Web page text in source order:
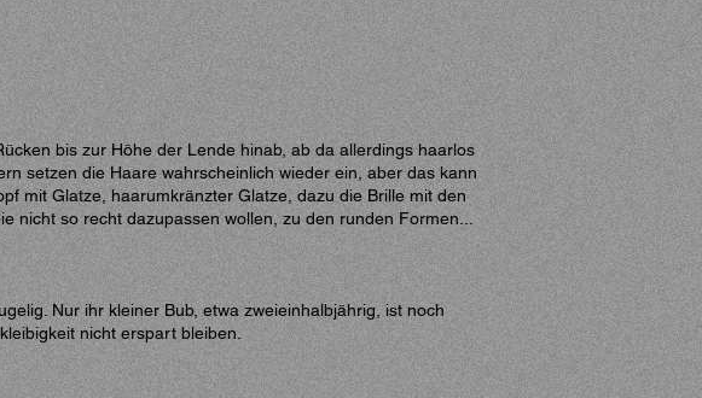
bis zur Höhe der Lende hinab, ab da allerdings haarlos
setzen die Haare wahrscheinlich wieder ein, aber das kann
mit Glatze, haarumkränzter Glatze, dazu die Brille mit den
nicht so recht dazupassen wollen, zu den runden Formen...
Nur ihr kleiner Bub, etwa zweieinhalbjährig, ist noch
nicht erspart bleiben.